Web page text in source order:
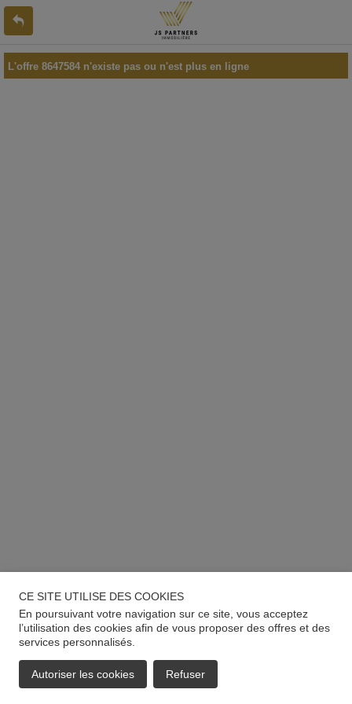
L'offre 8647584 n'existe pas ou n'est plus en ligne
CE SITE UTILISE DES COOKIES
En poursuivant votre navigation sur ce site, vous acceptez
l’utilisation des cookies afin de vous proposer des offres et des
services personnalisés.
Autoriser les cookies Refuser